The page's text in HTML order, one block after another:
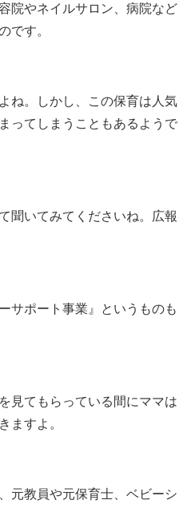
院やネイルサロン、病院など
です。
ね。しかし、この保育は人気
ってしまうこともあるようで
聞いてみてくださいね。広報
サポート事業』というものも
見てもらっている間にママは
ますよ。
元教員や元保育士、ベビーシ